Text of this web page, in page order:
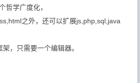
哲学广度化，
之外，还可以扩展js,php,sql,java
架，只需要一个编辑器。